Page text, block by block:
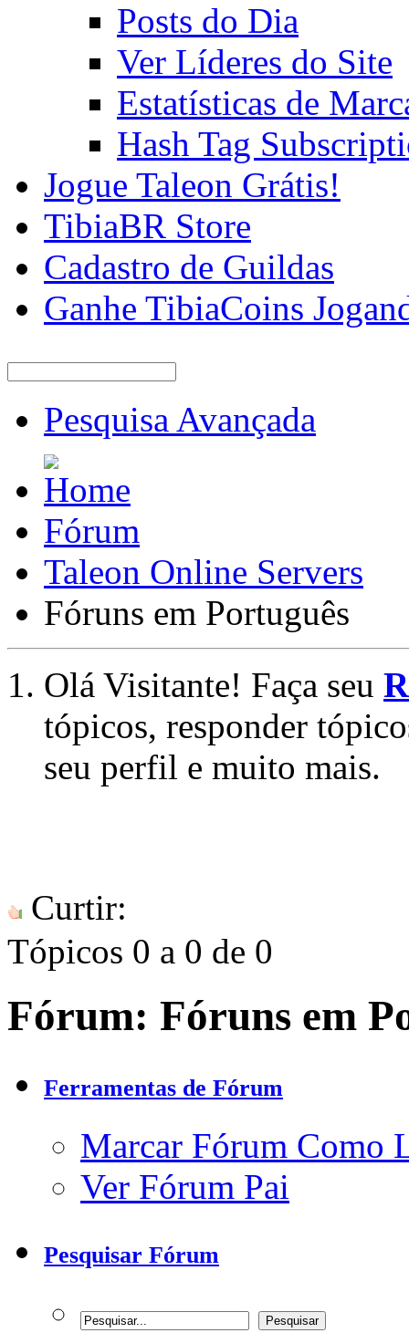
Posts do Dia
Ver Líderes do Site
Estatísticas de
Hash Tag
Jogue Taleon Grátis!
TibiaBR Store
Cadastro de Guildas
Ganhe TibiaCoins
Pesquisa Avançada
Fórum
Taleon Online Servers
Fóruns em Português
Olá Visitante! Faça seu
tópicos, responder
seu perfil e muito mais.
Curtir:
Tópicos 0 a 0 de 0
Fórum: Fóruns em
Ferramentas de Fórum
Marcar Fórum Como
Ver Fórum Pai
Pesquisar Fórum